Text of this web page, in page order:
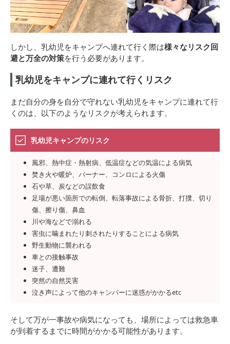
しかし、乳幼児をキャンプへ連れて行く際は様々なリスク回
避と万全の対策を行う必要があります。
乳幼児をキャンプに連れて行くリスク
まだ自分の身を自分で守れない乳幼児をキャンプに連れて行
くのは、以下のようなリスクが考えられます。
乳幼児キャンプのリスク
風邪、熱中症・熱射病、低温症などの気温による病気
焚き火や暖炉、バーナー、コンロによる火傷
石や草、炭などの誤飲食
足場が悪い箇所での転倒、転落事故による骨折、打撲、切り
傷、擦り傷、鼻血
川や海などで溺れる
害虫に噛まれたり刺されたりすることによる病気
野生動物に襲われる
車との接触事故
迷子、遭難
突然の自然災害
泣き声によって他のキャンパーに迷惑がかかるetc
そして万が一事故や病気になっても、場所によっては救急車
が到着するまでに時間がかかる可能性があります。